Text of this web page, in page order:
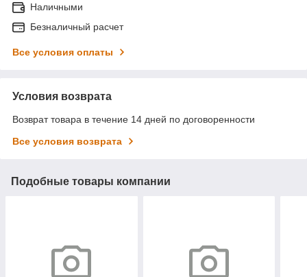
Наличными
Безналичный расчет
Все условия оплаты
Условия возврата
Возврат товара в течение 14 дней по договоренности
Все условия возврата
Подобные товары компании